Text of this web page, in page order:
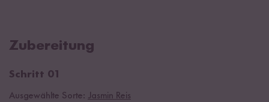
Zubereitung
Schritt 01
Ausgewählte Sorte: Jasmin Reis